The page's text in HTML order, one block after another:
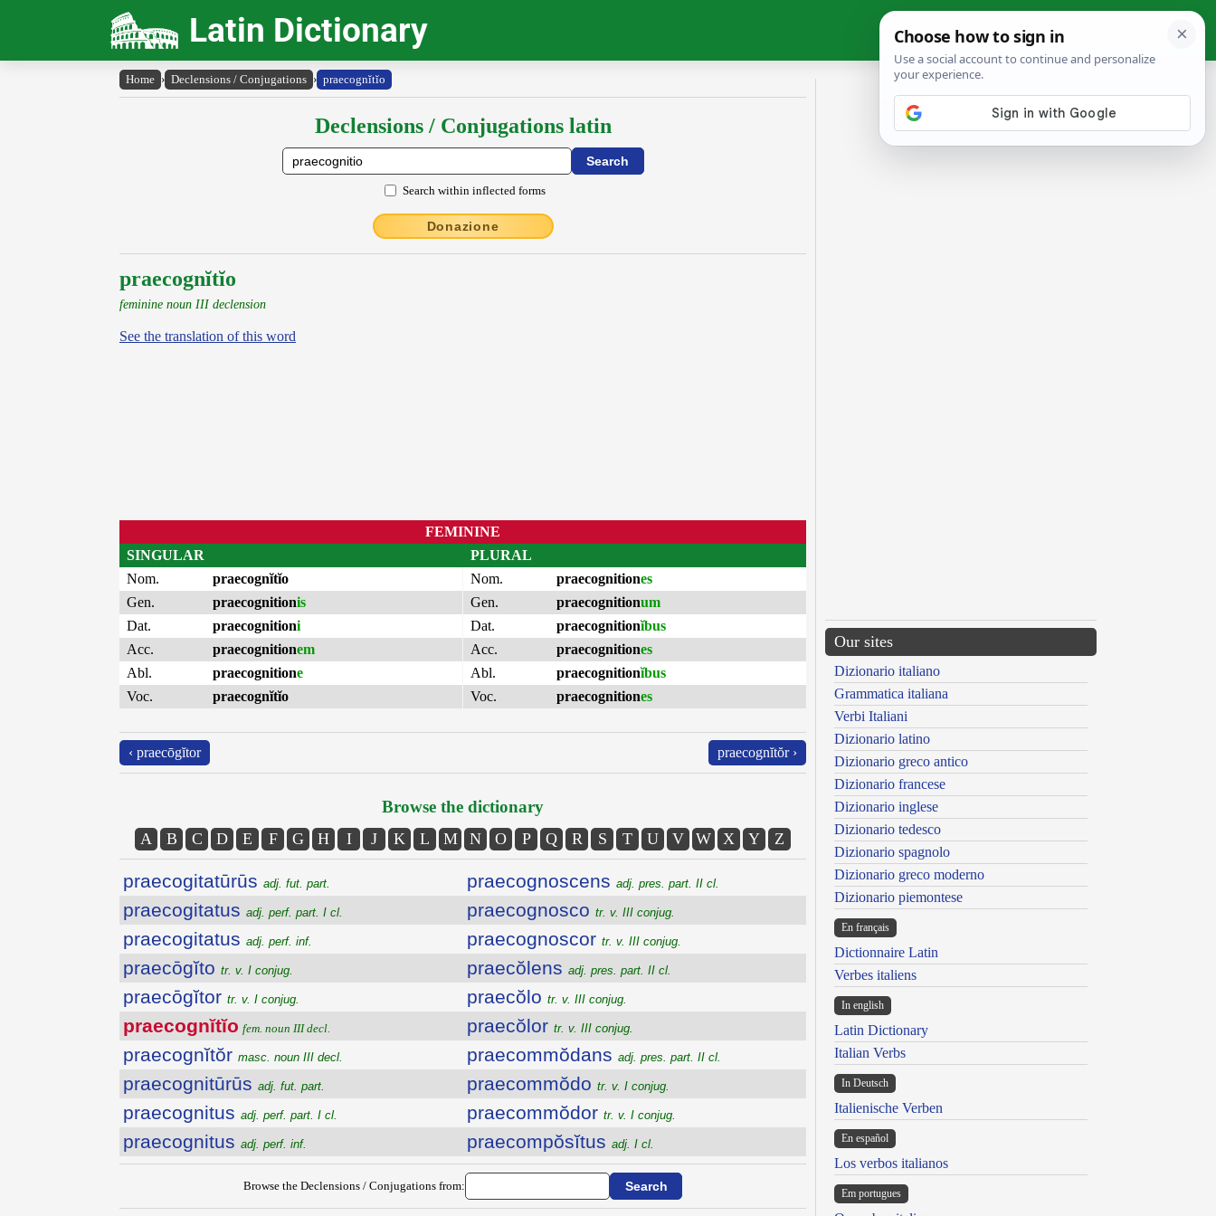
Latin Dictionary
Home › Declensions / Conjugations › praecognĭtĭo
Declensions / Conjugations latin
Search within inflected forms
Donazione
praecognĭtĭo
feminine noun III declension
See the translation of this word
FEMININE
SINGULAR
Nom.
praecognĭtĭo
Gen.
praecognitionis
Dat.
praecognitioni
Acc.
praecognitionem
Abl.
praecognitione
Voc.
praecognĭtĭo
PLURAL
Nom.
praecognitiones
Gen.
praecognitionum
Dat.
praecognitionĭbus
Acc.
praecognitiones
Abl.
praecognitionĭbus
Voc.
praecognitiones
‹ praecōgĭtor praecognĭtŏr ›
Browse the dictionary
A B C D E F G H I J K L M N O P Q R S T U V W X Y Z
praecogitatūrūs adj. fut. part.
praecogitatus adj. perf. part. I cl.
praecogitatus adj. perf. inf.
praecōgĭto tr. v. I conjug.
praecōgĭtor tr. v. I conjug.
praecognĭtĭo fem. noun III decl.
praecognĭtŏr masc. noun III decl.
praecognitūrūs adj. fut. part.
praecognitus adj. perf. part. I cl.
praecognitus adj. perf. inf.
praecognoscens adj. pres. part. II cl.
praecognosco tr. v. III conjug.
praecognoscor tr. v. III conjug.
praecŏlens adj. pres. part. II cl.
praecŏlo tr. v. III conjug.
praecŏlor tr. v. III conjug.
praecommŏdans adj. pres. part. II cl.
praecommŏdo tr. v. I conjug.
praecommŏdor tr. v. I conjug.
praecompŏsĭtus adj. I cl.
Browse the Declensions / Conjugations from:
Our sites
Dizionario italiano
Grammatica italiana
Verbi Italiani
Dizionario latino
Dizionario greco antico
Dizionario francese
Dizionario inglese
Dizionario tedesco
Dizionario spagnolo
Dizionario greco moderno
Dizionario piemontese
En français
Dictionnaire Latin
Verbes italiens
In english
Latin Dictionary
Italian Verbs
In Deutsch
Italienische Verben
En español
Los verbos italianos
Em portugues